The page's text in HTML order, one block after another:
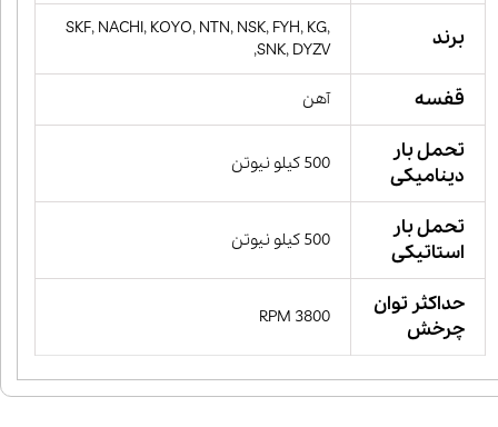
برند
SKF, NACHI, KOYO, NTN, NSK, FYH, KG,
SNK, DYZV,
قفسه آهن
تحمل بار
دینامیکی
500 کیلو نیوتن
تحمل بار
استاتیکی
500 کیلو نیوتن
حداکثر توان
چرخش
3800 RPM